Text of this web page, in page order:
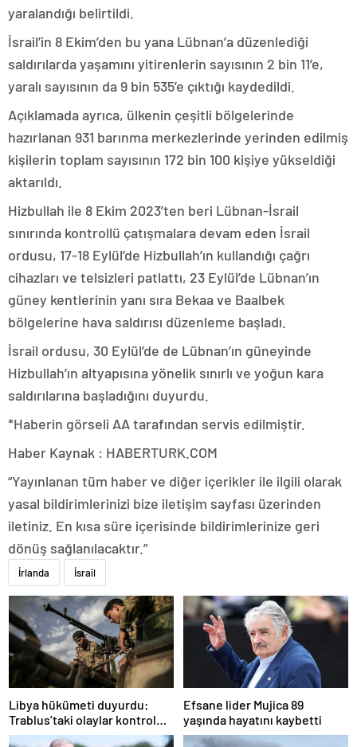
yaralandığı belirtildi.
İsrail’in 8 Ekim’den bu yana Lübnan’a düzenlediği
saldırılarda yaşamını yitirenlerin sayısının 2 bin 11’e,
yaralı sayısının da 9 bin 535’e çıktığı kaydedildi.
Açıklamada ayrıca, ülkenin çeşitli bölgelerinde
hazırlanan 931 barınma merkezlerinde yerinden edilmiş
kişilerin toplam sayısının 172 bin 100 kişiye yükseldiği
aktarıldı.
Hizbullah ile 8 Ekim 2023’ten beri Lübnan-İsrail
sınırında kontrollü çatışmalara devam eden İsrail
ordusu, 17-18 Eylül’de Hizbullah’ın kullandığı çağrı
cihazları ve telsizleri patlattı, 23 Eylül’de Lübnan’ın
güney kentlerinin yanı sıra Bekaa ve Baalbek
bölgelerine hava saldırısı düzenleme başladı.
İsrail ordusu, 30 Eylül’de de Lübnan’ın güneyinde
Hizbullah’ın altyapısına yönelik sınırlı ve yoğun kara
saldırılarına başladığını duyurdu.
*Haberin görseli AA tarafından servis edilmiştir.
Haber Kaynak : HABERTURK.COM
“Yayınlanan tüm haber ve diğer içerikler ile ilgili olarak
yasal bildirimlerinizi bize iletişim sayfası üzerinden
iletiniz. En kısa süre içerisinde bildirimlerinize geri
dönüş sağlanılacaktır.”
İrlanda İsrail
Libya hükümeti duyurdu:
Trablus’taki olaylar kontrol
altında
Efsane lider Mujica 89
yaşında hayatını kaybetti